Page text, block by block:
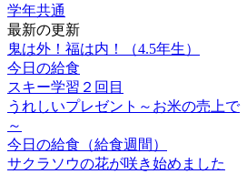
学年共通
最新の更新
鬼は外！福は内！（4.5年生）
今日の給食
スキー学習２回目
うれしいプレゼント～お米の売上で
～
今日の給食（給食週間）
サクラソウの花が咲き始めました